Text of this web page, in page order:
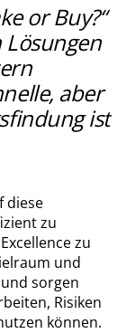
or Buy?“
Lösungen
aber
ist
diese
zu
zu
und
sorgen
Risiken
können.